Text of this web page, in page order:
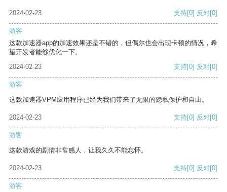
2024-02-23 支持[0] 反对[0]
游客
这款加速器app的加速效果还是不错的，但偶尔也会出现卡顿的情况，希
望开发者能够优化一下。
2024-02-23
支持[0] 反对[0]
游客
这款加速器VPM应用程序已经为我们带来了无限的隐私保护和自由。
2024-02-23 支持[0] 反对[0]
游客
这款游戏的剧情非常感人，让我久久不能忘怀。
2024-02-23 支持[0] 反对[0]
游客